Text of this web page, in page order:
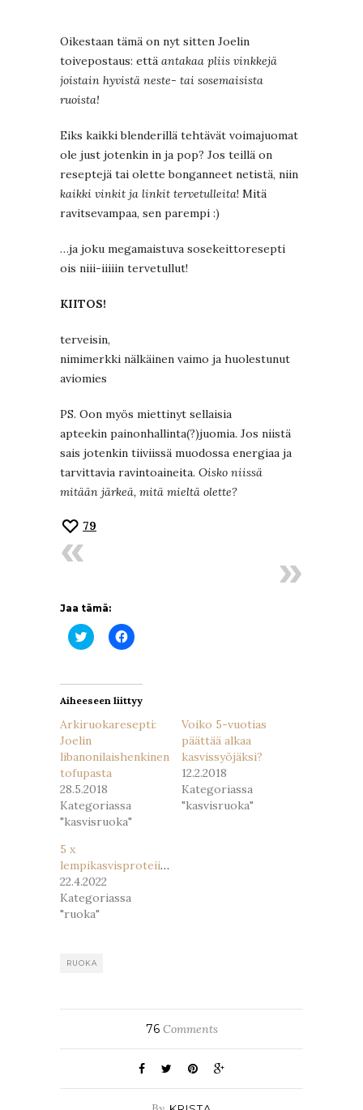
Oikestaan tämä on nyt sitten Joelin
toivepostaus: että antakaa pliis vinkkejä
joistain hyvistä neste- tai sosemaisista
ruoista!
Eiks kaikki blenderillä tehtävät voimajuomat
ole just jotenkin in ja pop? Jos teillä on
reseptejä tai olette bonganneet netistä, niin
kaikki vinkit ja linkit tervetulleita! Mitä
ravitsevampaa, sen parempi :)
…ja joku megamaistuva sosekeittoresepti
ois niii-iiiiin tervetullut!
KIITOS!
terveisin,
nimimerkki nälkäinen vaimo ja huolestunut
aviomies
PS. Oon myös miettinyt sellaisia
apteekin painonhallinta(?)juomia. Jos niistä
sais jotenkin tiiviissä muodossa energiaa ja
tarvittavia ravintoaineita. Oisko niissä
mitään järkeä, mitä mieltä olette?
79
Jaa tämä:
Jaa
Twitterissä(Avautuu
Jaa
Facebookissa(Avautuu
Aiheeseen liittyy
Arkiruokaresepti:
Joelin
libanonilaishenkinen
tofupasta
28.5.2018
Kategoriassa
"kasvisruoka"
Voiko 5-vuotias
päättää alkaa
kasvissyöjäksi?
12.2.2018
Kategoriassa
"kasvisruoka"
5 x
lempikasvisproteiini
22.4.2022
Kategoriassa
"ruoka"
RUOKA
76Comments